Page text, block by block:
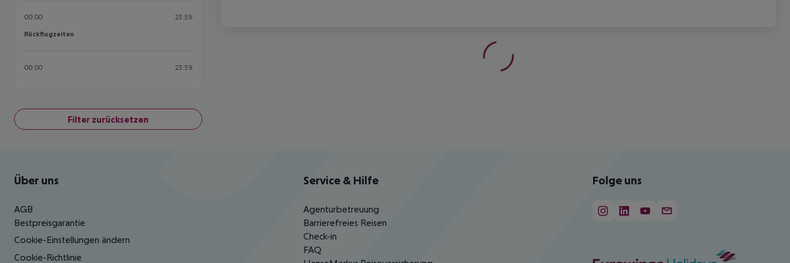
00:00 23:59
Rückflugzeiten
Rückflugzeiten
00:00 23:59
Filter zurücksetzen
Footer navigation
Über uns
AGB
Bestpreisgarantie
Cookie-Einstellungen ändern
Cookie-Richtlinie
Service & Hilfe
Agenturbetreuung
Barrierefreies Reisen
Check-in
FAQ
Folge uns